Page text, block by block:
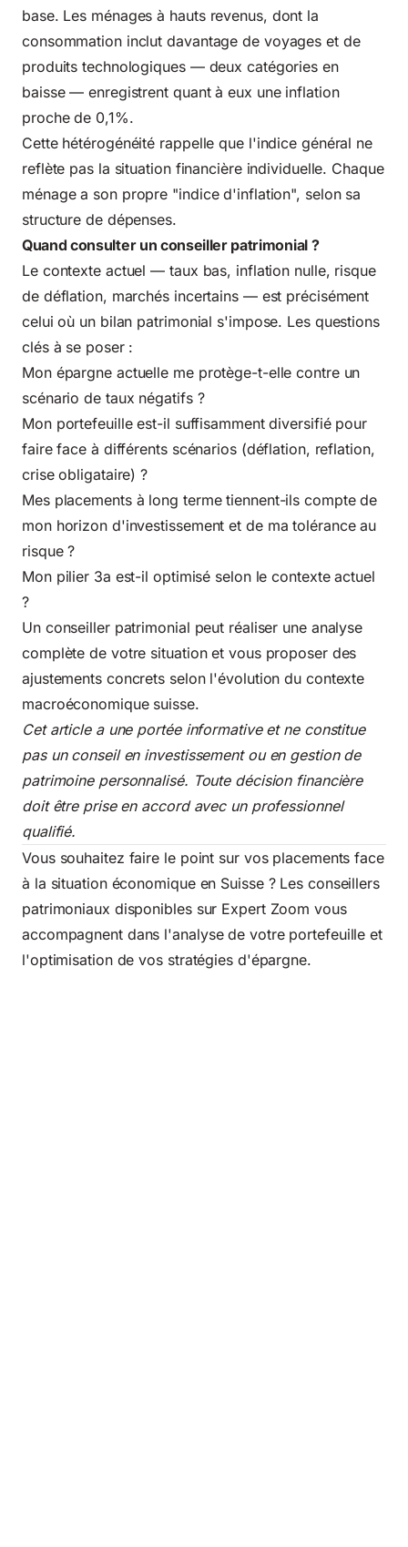
base. Les ménages à hauts revenus, dont la
consommation inclut davantage de voyages et de
produits technologiques — deux catégories en
baisse — enregistrent quant à eux une inflation
proche de 0,1%.
Cette hétérogénéité rappelle que l'indice général ne
reflète pas la situation financière individuelle. Chaque
ménage a son propre "indice d'inflation", selon sa
structure de dépenses.
Quand consulter un conseiller patrimonial ?
Le contexte actuel — taux bas, inflation nulle, risque
de déflation, marchés incertains — est précisément
celui où un bilan patrimonial s'impose. Les questions
clés à se poser :
Mon épargne actuelle me protège-t-elle contre un
scénario de taux négatifs ?
Mon portefeuille est-il suffisamment diversifié pour
faire face à différents scénarios (déflation, reflation,
crise obligataire) ?
Mes placements à long terme tiennent-ils compte de
mon horizon d'investissement et de ma tolérance au
risque ?
Mon pilier 3a est-il optimisé selon le contexte actuel
?
Un conseiller patrimonial peut réaliser une analyse
complète de votre situation et vous proposer des
ajustements concrets selon l'évolution du contexte
macroéconomique suisse.
Cet article a une portée informative et ne constitue
pas un conseil en investissement ou en gestion de
patrimoine personnalisé. Toute décision financière
doit être prise en accord avec un professionnel
qualifié.
Vous souhaitez faire le point sur vos placements face
à la situation économique en Suisse ? Les conseillers
patrimoniaux disponibles sur Expert Zoom vous
accompagnent dans l'analyse de votre portefeuille et
l'optimisation de vos stratégies d'épargne.